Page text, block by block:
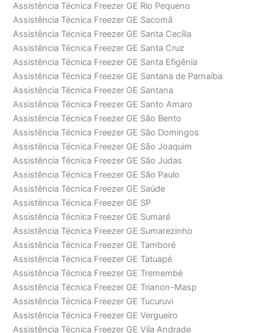
Assistência Técnica Freezer GE Rio Pequeno
Assistência Técnica Freezer GE Sacomã
Assistência Técnica Freezer GE Santa Cecília
Assistência Técnica Freezer GE Santa Cruz
Assistência Técnica Freezer GE Santa Efigênia
Assistência Técnica Freezer GE Santana de Parnaíba
Assistência Técnica Freezer GE Santana
Assistência Técnica Freezer GE Santo Amaro
Assistência Técnica Freezer GE São Bento
Assistência Técnica Freezer GE São Domingos
Assistência Técnica Freezer GE São Joaquim
Assistência Técnica Freezer GE São Judas
Assistência Técnica Freezer GE São Paulo
Assistência Técnica Freezer GE Saúde
Assistência Técnica Freezer GE SP
Assistência Técnica Freezer GE Sumaré
Assistência Técnica Freezer GE Sumarezinho
Assistência Técnica Freezer GE Tamboré
Assistência Técnica Freezer GE Tatuapé
Assistência Técnica Freezer GE Tremembé
Assistência Técnica Freezer GE Trianon-Masp
Assistência Técnica Freezer GE Tucuruvi
Assistência Técnica Freezer GE Vergueiro
Assistência Técnica Freezer GE Vila Andrade